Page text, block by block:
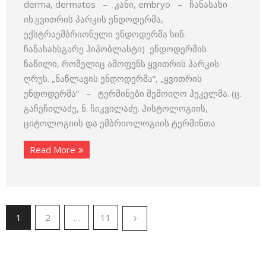
derma, dermatos – კანი, embryo – ჩანასახი
იხ.ყვითრის პარკის ენდოდერმა,
ექსტრაემბრიონული ენდოდერმა სინ.
ჩანასახსგარე ჰიპობლასტი) ენდოდერმის
ნაწილი, რომელიც ამოფენს ყვითრის პარკის
ღრუს. „ნაწლავის ენდოდერმა“, „ყვითრის
ენდოდერმა“ – ტერმინები შემოიღო ჰეკელმა. (ც.
გაჩეჩილაძე, ნ. ჩიკვილაძე. ჰისტოლოგიის,
ციტოლოგიის და ემბრიოლოგიის ტერმინთა
Read More
1 2 … 11